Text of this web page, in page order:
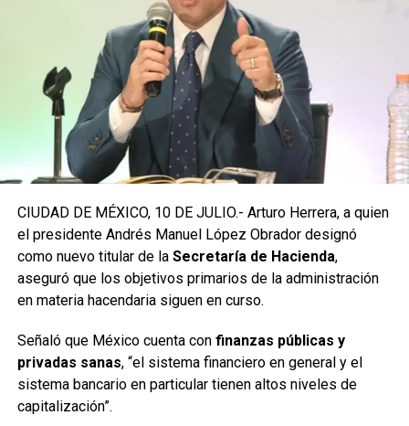
CIUDAD DE MÉXICO, 10 DE JULIO.- Arturo Herrera, a quien
el presidente Andrés Manuel López Obrador designó
como nuevo titular de la Secretaría de Hacienda,
aseguró que los objetivos primarios de la administración
en materia hacendaria siguen en curso.
Señaló que México cuenta con finanzas públicas y
privadas sanas, “el sistema financiero en general y el
sistema bancario en particular tienen altos niveles de
capitalización”.